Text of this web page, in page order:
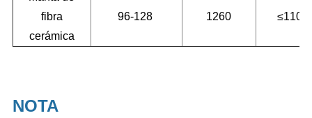
fibra
cerámica
96-128 1260 ≤1100
NOTA